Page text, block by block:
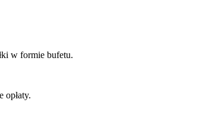
w formie bufetu.
opłaty.